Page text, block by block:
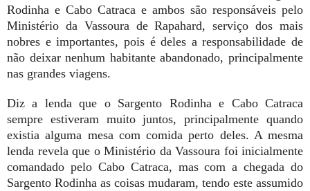
Rodinha e Cabo Catraca e ambos são responsáveis pelo
Ministério da Vassoura de Rapahard, serviço dos mais
nobres e importantes, pois é deles a responsabilidade de
não deixar nenhum habitante abandonado, principalmente
nas grandes viagens.
Diz a lenda que o Sargento Rodinha e Cabo Catraca
sempre estiveram muito juntos, principalmente quando
existia alguma mesa com comida perto deles. A mesma
lenda revela que o Ministério da Vassoura foi inicialmente
comandado pelo Cabo Catraca, mas com a chegada do
Sargento Rodinha as coisas mudaram, tendo este assumido